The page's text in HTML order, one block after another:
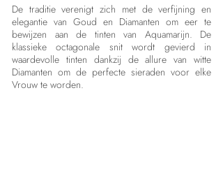
De traditie verenigt zich met de verfijning en
elegantie van Goud en Diamanten om eer te
bewijzen aan de tinten van Aquamarijn. De
klassieke octagonale snit wordt gevierd in
waardevolle tinten dankzij de allure van witte
Diamanten om de perfecte sieraden voor elke
Vrouw te worden.